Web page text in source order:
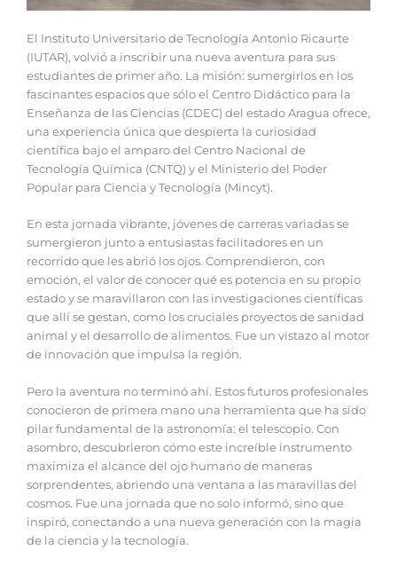
El Instituto Universitario de Tecnología Antonio Ricaurte
(IUTAR), volvió a inscribir una nueva aventura para sus
estudiantes de primer año. La misión: sumergirlos en los
fascinantes espacios que sólo el Centro Didáctico para la
Enseñanza de las Ciencias (CDEC) del estado Aragua ofrece,
una experiencia única que despierta la curiosidad
científica bajo el amparo del Centro Nacional de
Tecnología Química (CNTQ) y el Ministerio del Poder
Popular para Ciencia y Tecnología (Mincyt).
En esta jornada vibrante, jóvenes de carreras variadas se
sumergieron junto a entusiastas facilitadores en un
recorrido que les abrió los ojos. Comprendieron, con
emoción, el valor de conocer qué es potencia en su propio
estado y se maravillaron con las investigaciones científicas
que allí se gestan, como los cruciales proyectos de sanidad
animal y el desarrollo de alimentos. Fue un vistazo al motor
de innovación que impulsa la región.
Pero la aventura no terminó ahí. Estos futuros profesionales
conocieron de primera mano una herramienta que ha sido
pilar fundamental de la astronomía: el telescopio. Con
asombro, descubrieron cómo este increíble instrumento
maximiza el alcance del ojo humano de maneras
sorprendentes, abriendo una ventana a las maravillas del
cosmos. Fue una jornada que no solo informó, sino que
inspiró, conectando a una nueva generación con la magia
de la ciencia y la tecnología.